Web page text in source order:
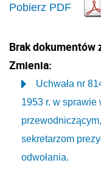
Pobierz PDF
Brak dokumentów
Zmienia:
Uchwała nr
1953 r. w sprawie
sekretarzom
odwołania.